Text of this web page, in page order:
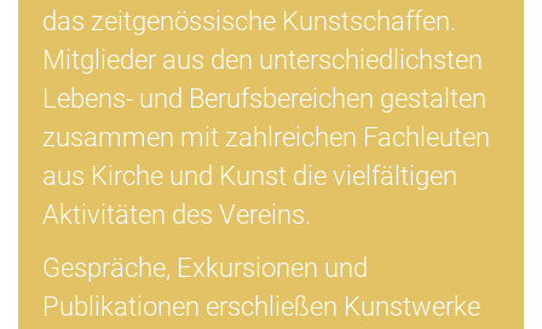
das zeitgenössische Kunstschaffen.
Mitglieder aus den unterschiedlichsten
Lebens- und Berufsbereichen gestalten
zusammen mit zahlreichen Fachleuten
aus Kirche und Kunst die vielfältigen
Aktivitäten des Vereins.
Gespräche, Exkursionen und
Publikationen erschließen Kunstwerke